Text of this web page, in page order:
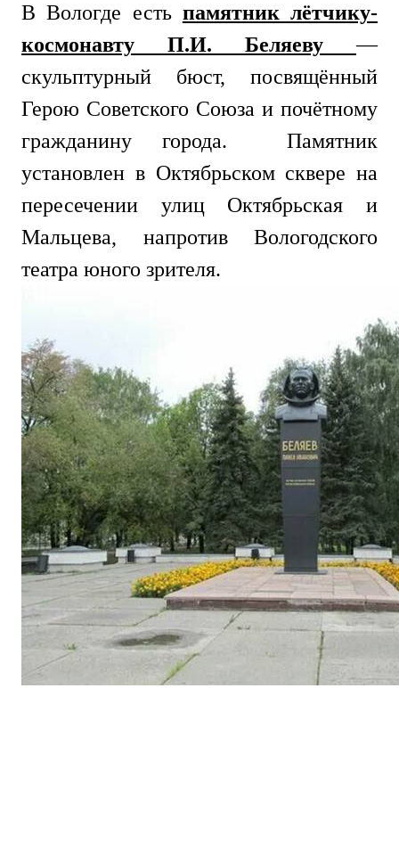
В Вологде есть памятник лётчику-
космонавту П.И. Беляеву—
скульптурный бюст, посвящённый
Герою Советского Союза и почётному
гражданину города. Памятник
установлен в Октябрьском сквере на
пересечении улиц Октябрьская и
Мальцева, напротив Вологодского
театра юного зрителя.